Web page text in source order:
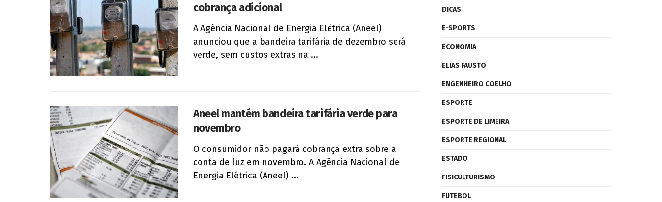
cobrança adicional
A Agência Nacional de Energia Elétrica (Aneel)
anunciou que a bandeira tarifária de dezembro será
verde, sem custos extras na ...
Aneel mantém bandeira tarifária verde para
novembro
O consumidor não pagará cobrança extra sobre a
conta de luz em novembro. A Agência Nacional de
Energia Elétrica (Aneel) ...
DICAS
E-SPORTS
ECONOMIA
ELIAS FAUSTO
ENGENHEIRO COELHO
ESPORTE
ESPORTE DE LIMEIRA
ESPORTE REGIONAL
ESTADO
FISICULTURISMO
FUTEBOL